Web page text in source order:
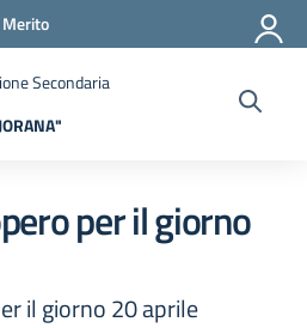
Secondaria
per il giorno
il giorno 20 aprile